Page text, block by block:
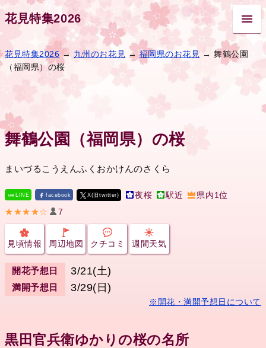
花見特集2026
花見特集2026 → 九州のお花見 →福岡県のお花見 → 舞鶴公園
（福岡県）の桜
舞鶴公園（福岡県）の桜
まいづるこうえんふくおかけんのさくら
LINE facebook X(旧twitter) 夜桜 駅近 県内1位
★★★★☆ 7
見頃情報 周辺地図 クチコミ 週間天気
開花予想日 3/21(土)
満開予想日 3/29(日)
※開花・満開予想日について
黒田官兵衛ゆかりの桜の名所